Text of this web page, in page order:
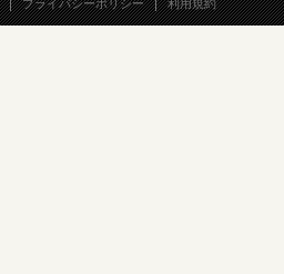
プライバシーポリシー 利用規約